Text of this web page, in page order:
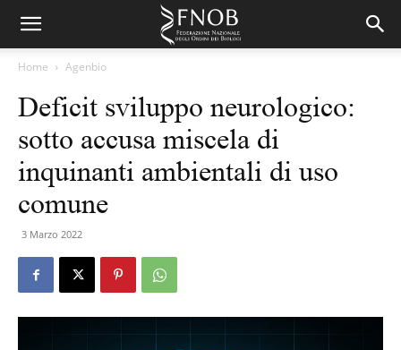
Home Agenbio
Deficit sviluppo neurologico:
sotto accusa miscela di
inquinanti ambientali di uso
comune
3 Marzo 2022